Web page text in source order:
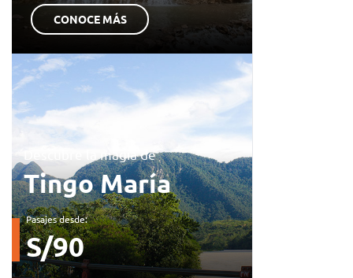
CONOCE MÁS
Descubre la magia de
Tingo María
Pasajes desde:
S/90